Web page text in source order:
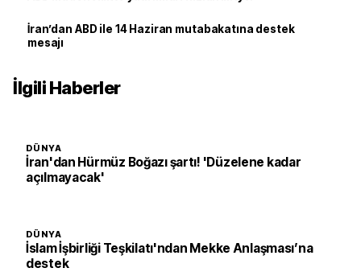
İran’dan ABD ile 14 Haziran mutabakatına destek
mesajı
İlgili Haberler
DÜNYA
İran'dan Hürmüz Boğazı şartı! 'Düzelene kadar
açılmayacak'
DÜNYA
İslam İşbirliği Teşkilatı'ndan Mekke Anlaşması’na
destek